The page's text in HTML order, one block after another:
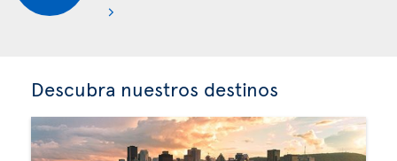
Descubra nuestros destinos